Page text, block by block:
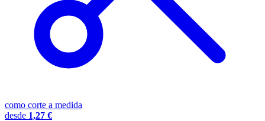
como corte a medida
desde 1,27 €